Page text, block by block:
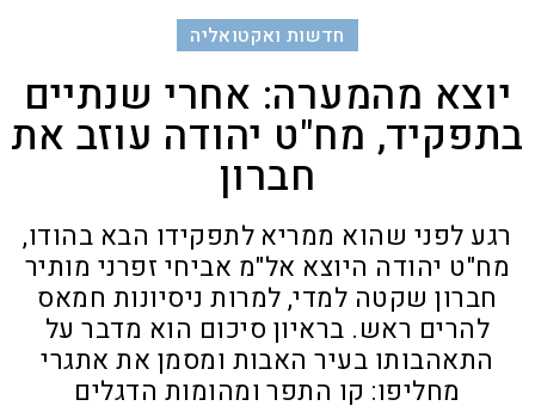
חדשות ואקטואליה
יוצא מהמערה: אחרי שנתיים
בתפקיד, מח"ט יהודה עוזב את
חברון
רגע לפני שהוא ממריא לתפקידו הבא בהודו,
מח"ט יהודה היוצא אל"מ אביחי זפרני מותיר
חברון שקטה למדי, למרות ניסיונות חמאס
להרים ראש. בראיון סיכום הוא מדבר על
התאהבותו בעיר האבות ומסמן את אתגרי
מחליפו: קו התפר ומהומות הדגלים